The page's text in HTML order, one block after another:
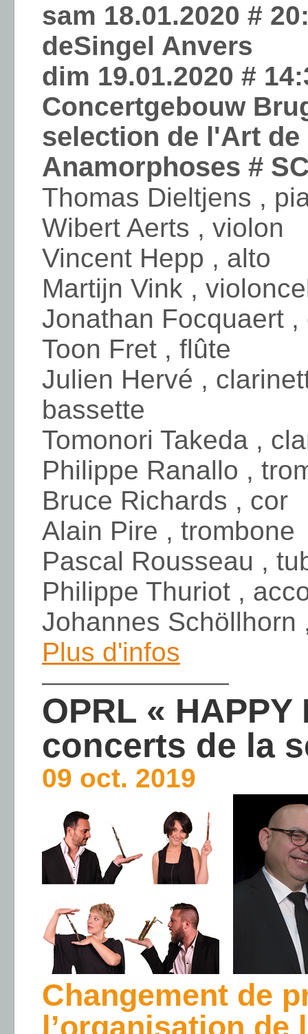
sam 18.01.2020 #
deSingel Anvers
dim 19.01.2020 #
Concertgebouw
selection de l'Art de
Anamorphoses #
Thomas Dieltjens ,
Wibert Aerts , violon
Vincent Hepp , alto
Martijn Vink ,
Jonathan Focquaert
Toon Fret , flûte
Julien Hervé ,
bassette
Tomonori Takeda ,
Philippe Ranallo ,
Bruce Richards , cor
Alain Pire , trombone
Pascal Rousseau ,
Philippe Thuriot ,
Johannes Schöllhorn
Plus d'infos
————————
OPRL «
concerts de la
09 oct. 2019
Changement de
l’organisation